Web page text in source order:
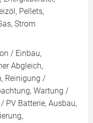
Pellets,
Strom
/ Einbau,
Abgleich,
Reinigung /
Wartung /
PV Batterie, Ausbau,